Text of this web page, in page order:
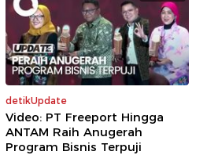
detikUpdate
Video: PT Freeport Hingga
ANTAM Raih Anugerah
Program Bisnis Terpuji